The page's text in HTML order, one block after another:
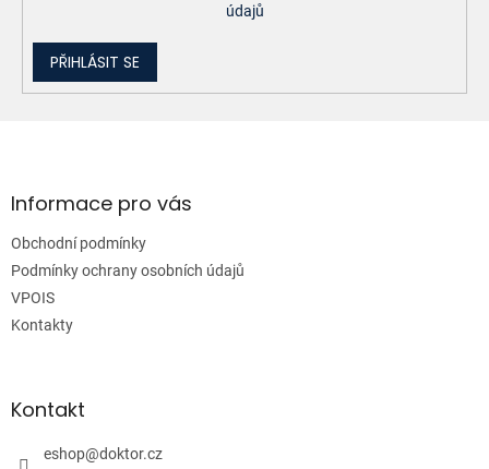
údajů
PŘIHLÁSIT SE
aInformace pro vás
Obchodní podmínky
Podmínky ochrany osobních údajů
VPOIS
Kontakty
Kontakt
eshop@doktor.cz